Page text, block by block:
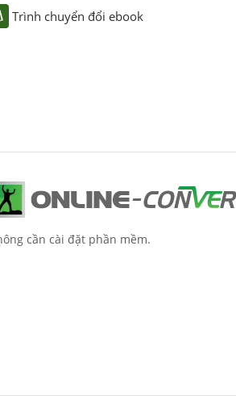
Trình chuyển đổi ebook
cần cài đặt phần mềm.